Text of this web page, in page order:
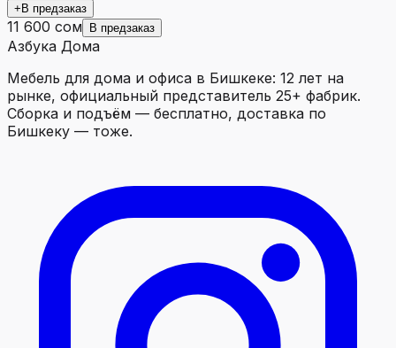
+В предзаказ
11 600 сом В предзаказ
Азбука Дома
Мебель для дома и офиса в Бишкеке: 12 лет на
рынке, официальный представитель 25+ фабрик.
Сборка и подъём — бесплатно, доставка по
Бишкеку — тоже.